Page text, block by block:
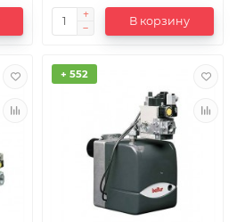
В корзину
+ 552